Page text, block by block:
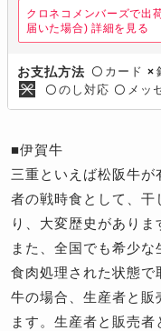
クロネコメンバーズで出
届いた場合) 詳細を見る
お支払方法 〇 カード ×
〇 のし対応 〇 メッ
■伊賀牛
三重といえば松阪牛
者の戦時食として、干
り、大変歴史がありま
また、全国でも希少な
食肉処理された状態で
牛の場合、生産者と
ます。生産者と販売